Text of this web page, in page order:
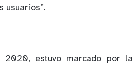
usuarios”.
estuvo marcado por la